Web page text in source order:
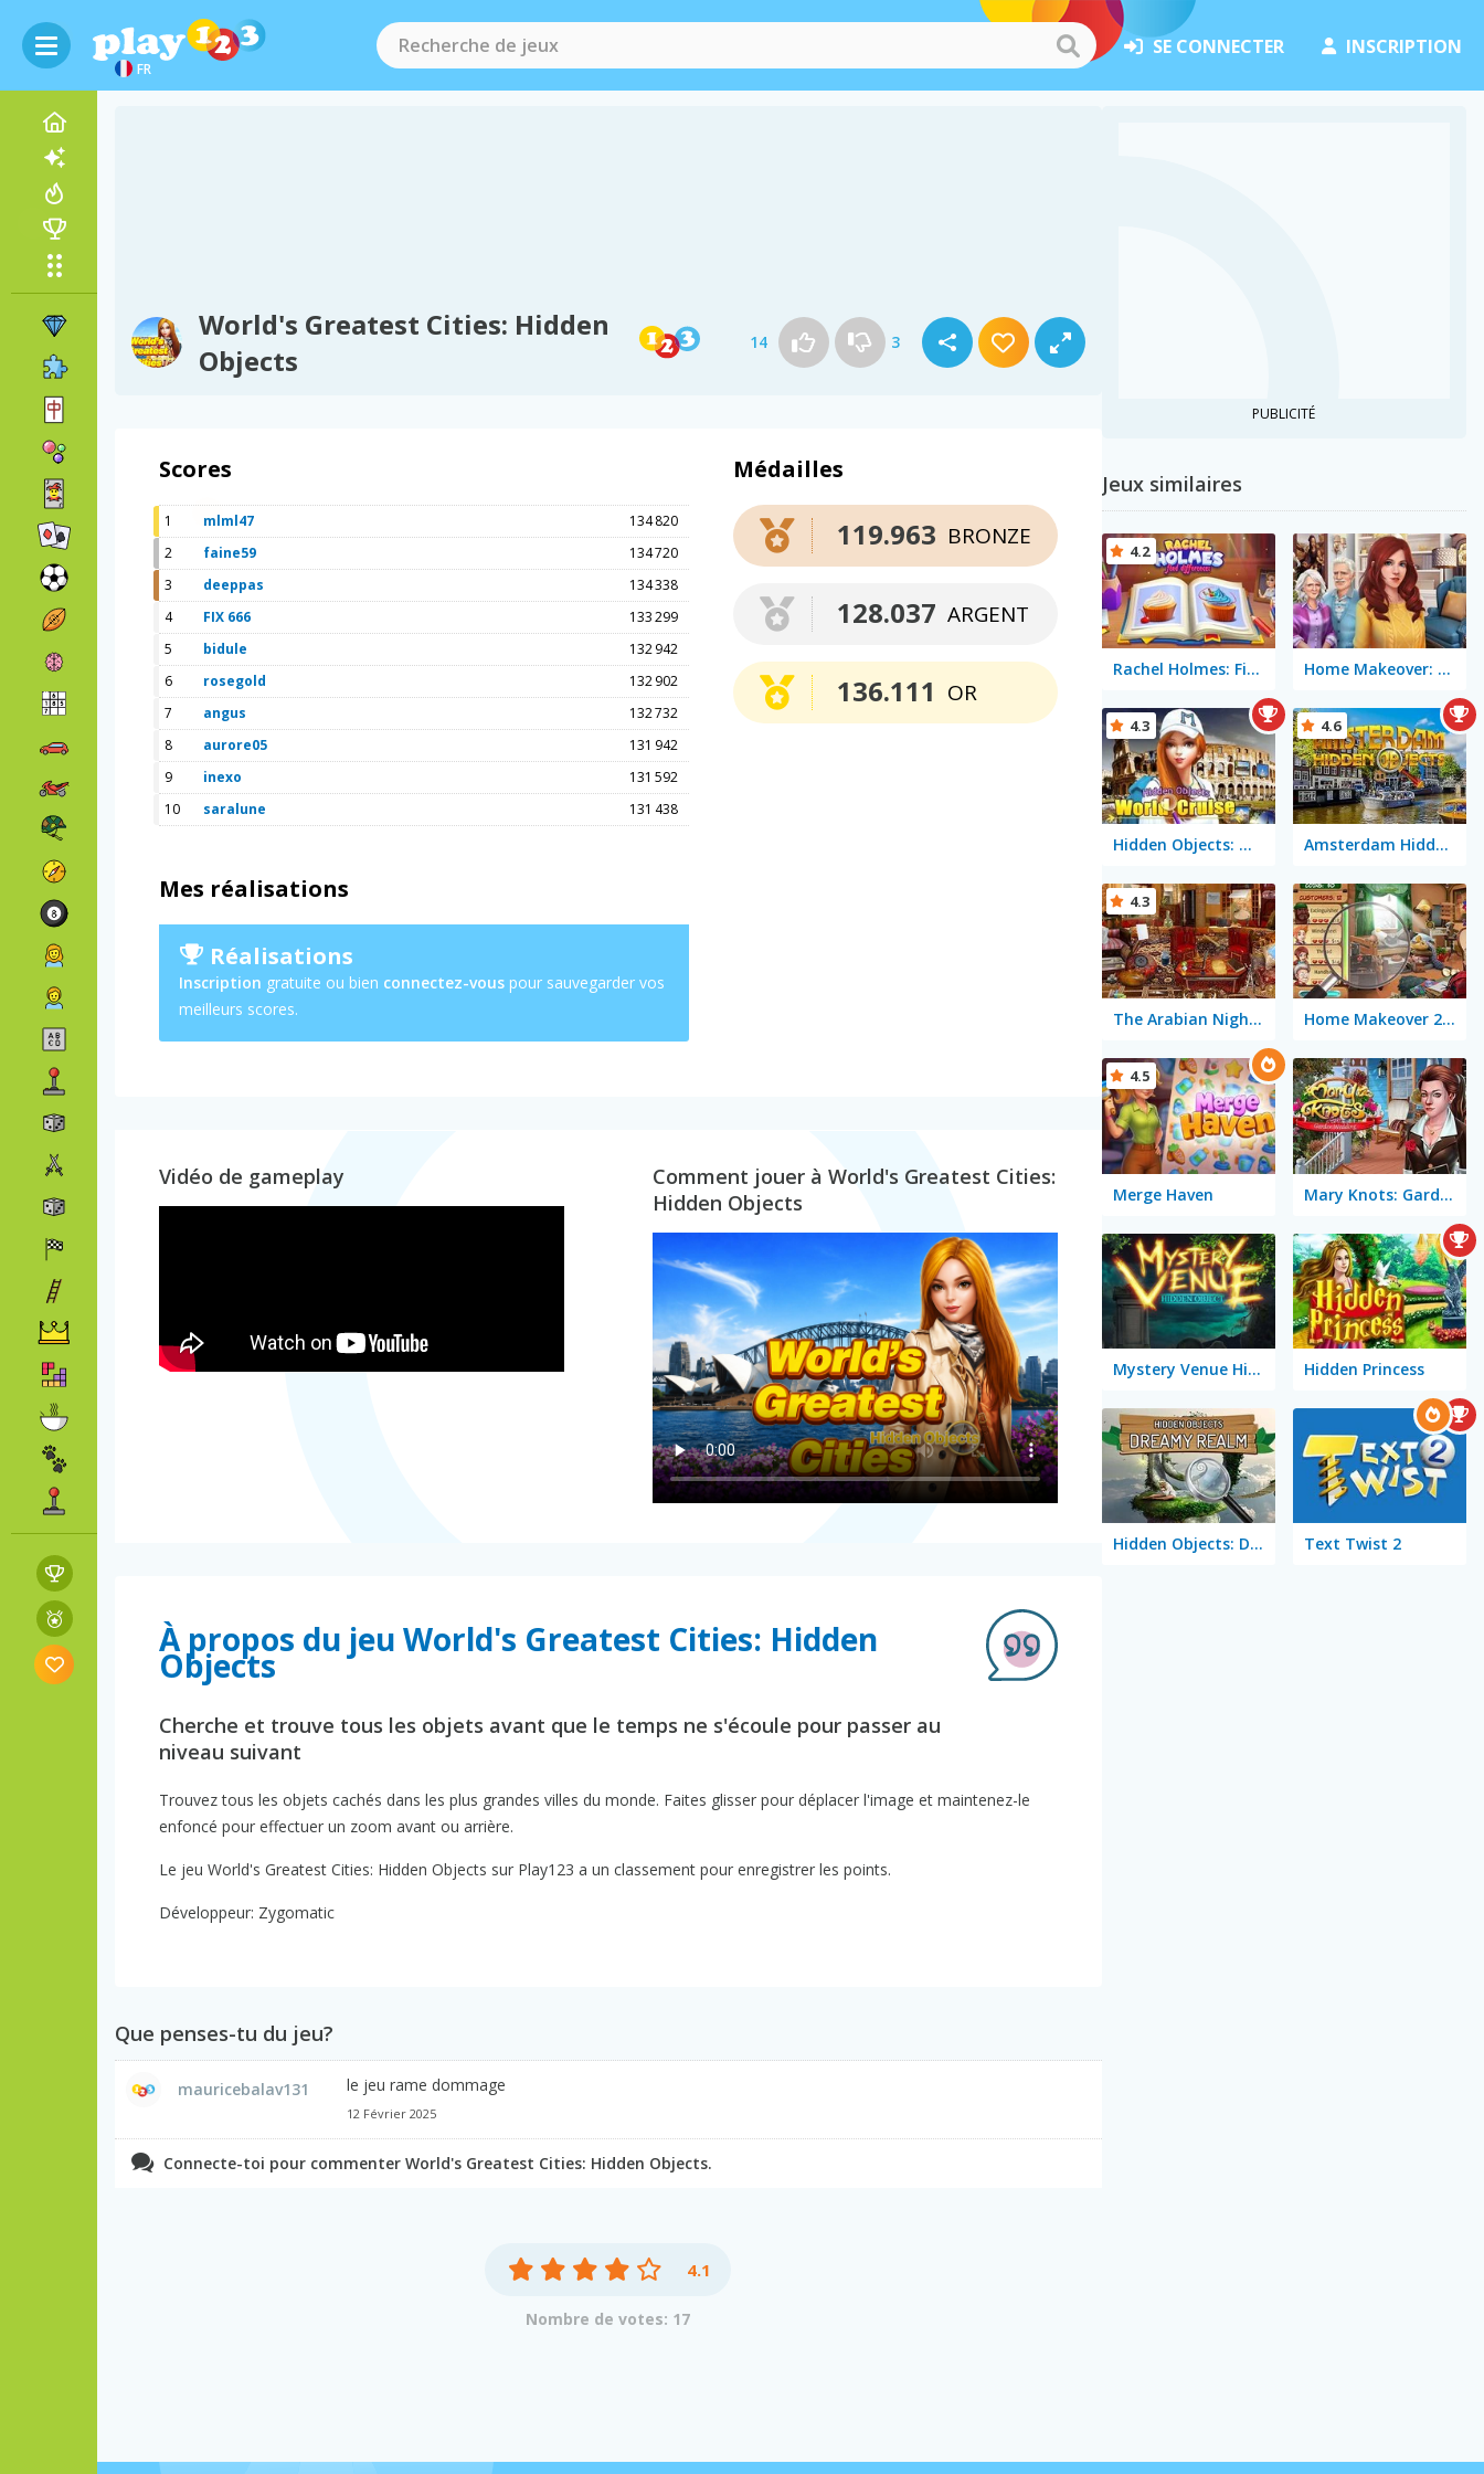
FR
SE CONNECTER INSCRIPTION
World's Greatest Cities: Hidden
Objects
14 3
Scores
1 mlml47
134 820
2
faine59
134 720
3
deeppas
134 338
4
FIX 666
133 299
5
bidule
132 942
6
rosegold
132 902
7
angus
132 732
8
aurore05
131 942
9
inexo
131 592
10
saralune 131 438
Mes réalisations
Réalisations
Inscription gratuite ou bien connectez-vous pour sauvegarder vos
meilleurs scores.
Médailles
BRONZE
119.963
ARGENT
128.037
OR
136.111
Vidéo de gameplay
Comment jouer à World's Greatest Cities:
Hidden Objects
À propos du jeu World's Greatest Cities: Hidden
Objects
Cherche et trouve tous les objets avant que le temps ne s'écoule pour passer au
niveau suivant
Trouvez tous les objets cachés dans les plus grandes villes du monde. Faites glisser pour déplacer l'image et maintenez-le
enfoncé pour effectuer un zoom avant ou arrière.
Le jeu World's Greatest Cities: Hidden Objects sur Play123 a un classement pour enregistrer les points.
Développeur: Zygomatic
Que penses-tu du jeu?
mauricebalav131 le jeu rame dommage
12 Février 2025
Connecte-toi pour commenter World's Greatest Cities: Hidden Objects.
4.1
Nombre de votes: 17
PUBLICITÉ
Jeux similaires
Rachel Holmes: Find Differences
4.2
Home Makeover: Hidden Object
Hidden Objects: World Cruise
4.3
Amsterdam Hidden Objects
4.6
The Arabian Nights: Sinbad the Voyager
4.3
Home Makeover 2 Hidden Object
Merge Haven
4.5
Mary Knots: Garden Wedding
Mystery Venue Hidden Object Hidden Princess
Hidden Objects: Dreamy Realm Text Twist 2